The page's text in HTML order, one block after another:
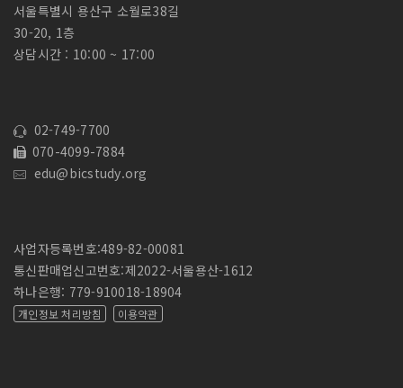
서울특별시 용산구 소월로38길
30-20, 1층
상담시간 : 10:00 ~ 17:00
02-749-7700
070-4099-7884
edu@bicstudy.org
사업자등록번호:489-82-00081
통신판매업신고번호:제2022-서울용산-1612
하나은행: 779-910018-18904
개인정보 처리방침 이용약관